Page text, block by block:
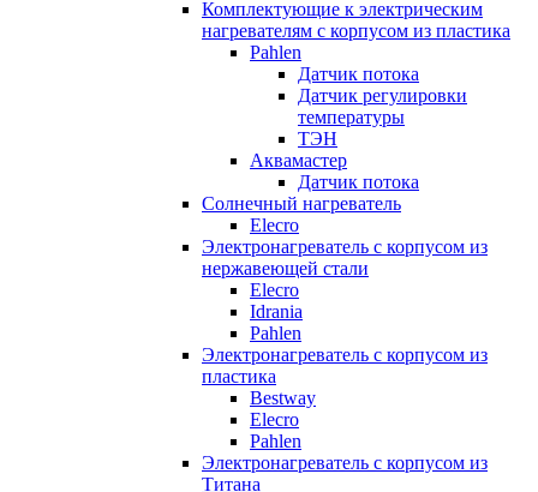
Комплектующие к электрическим
нагревателям с корпусом из пластика
Pahlen
Датчик потока
Датчик регулировки
температуры
ТЭН
Аквамастер
Датчик потока
Солнечный нагреватель
Elecro
Электронагреватель с корпусом из
нержавеющей стали
Elecro
Idrania
Pahlen
Электронагреватель с корпусом из
пластика
Bestway
Elecro
Pahlen
Электронагреватель с корпусом из
Титана